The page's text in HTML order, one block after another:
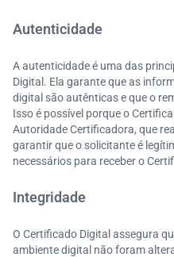
Autenticidade
A autenticidade é uma das
Digital. Ela garante que as
digital são autênticas e que o
Isso é possível porque o
Autoridade Certificadora, que
garantir que o solicitante é
necessários para receber o
Integridade
O Certificado Digital assegura
ambiente digital não foram